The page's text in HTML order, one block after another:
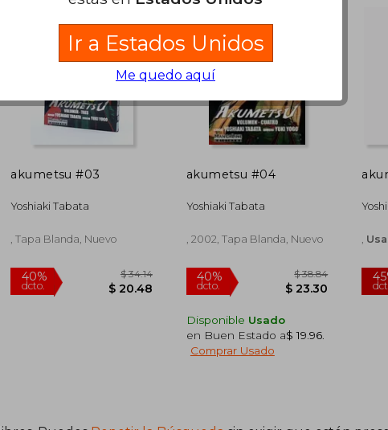
40%
dcto.
$ 37.63
$ 22.58
40%
dcto.
akumetsu #03
Yoshiaki Tabata
, Tapa Blanda, Nuevo
akumetsu #04
Yoshiaki Tabata
, 2002, Tapa Blanda, Nuevo
Disponible Usado
en Buen Estado a$ 19.96.
Comprar Usado
Ir a Estados Unidos
Me quedo aquí